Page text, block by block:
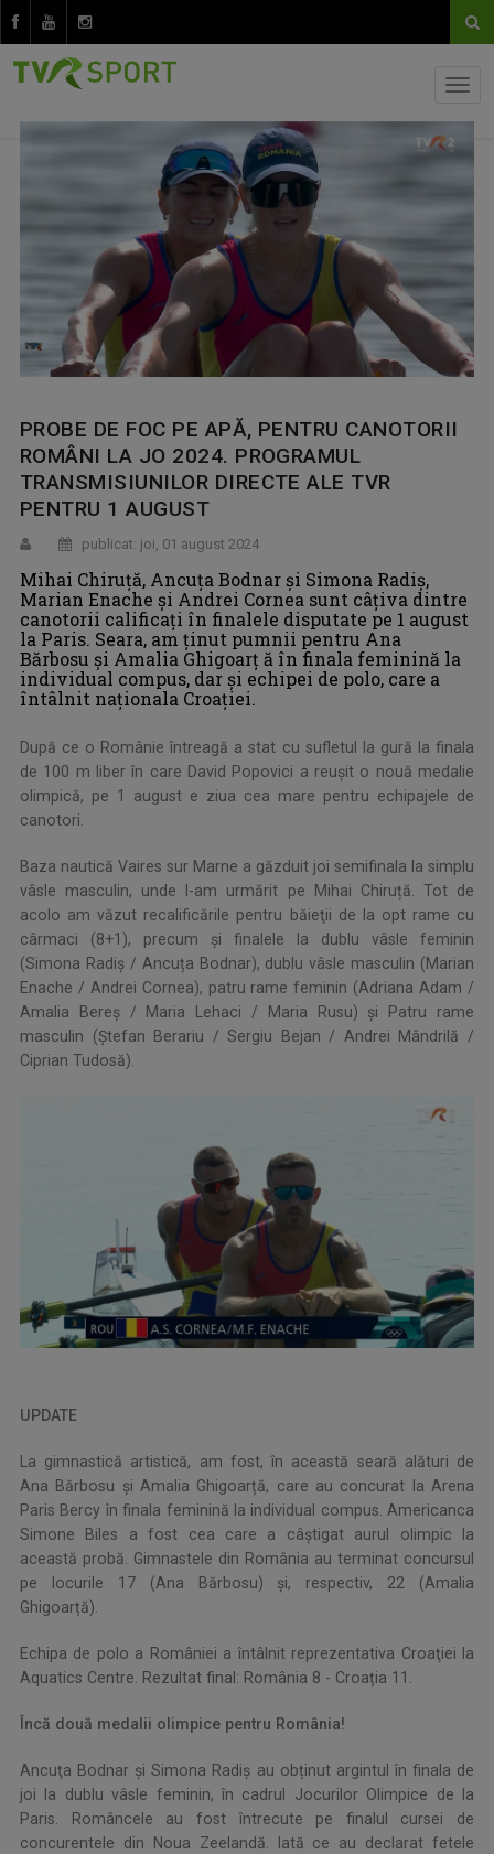
PROBE DE FOC PE APĂ, PENTRU CANOTORII
ROMÂNI LA JO 2024. PROGRAMUL
TRANSMISIUNILOR DIRECTE ALE TVR
PENTRU 1 AUGUST
publicat: joi, 01 august 2024
Mihai Chiruţă, Ancuţa Bodnar şi Simona Radiş,
Marian Enache şi Andrei Cornea sunt câţiva dintre
canotorii calificaţi în finalele disputate pe 1 august
la Paris. Seara, am ținut pumnii pentru Ana
Bărbosu şi Amalia Ghigoarț ă în finala feminină la
individual compus, dar şi echipei de polo, care a
întâlnit naţionala Croaţiei.
După ce o Românie întreagă a stat cu sufletul la gură la finala
de 100 m liber în care David Popovici a reuşit o nouă medalie
olimpică, pe 1 august e ziua cea mare pentru echipajele de
canotori.
Baza nautică Vaires sur Marne a găzduit joi semifinala la simplu
vâsle masculin, unde l-am urmărit pe Mihai Chiruță. Tot de
acolo am văzut recalificările pentru băieţii de la opt rame cu
cârmaci (8+1), precum şi finalele la dublu vâsle feminin
(Simona Radiș / Ancuța Bodnar), dublu vâsle masculin (Marian
Enache / Andrei Cornea), patru rame feminin (Adriana Adam /
Amalia Bereș / Maria Lehaci / Maria Rusu) şi Patru rame
masculin (Ștefan Berariu / Sergiu Bejan / Andrei Mândrilă /
Ciprian Tudosă).
UPDATE
La gimnastică artistică, am fost, în această seară alături de
Ana Bărbosu şi Amalia Ghigoarță, care au concurat la Arena
Paris Bercy în finala feminină la individual compus. Americanca
Simone Biles a fost cea care a câștigat aurul olimpic la
această probă. Gimnastele din România au terminat concursul
pe locurile 17 (Ana Bărbosu) și, respectiv, 22 (Amalia
Ghigoarță).
Echipa de polo a României a întâlnit reprezentativa Croaţiei la
Aquatics Centre. Rezultat final: România 8 - Croația 11.
Încă două medalii olimpice pentru România!
Ancuţa Bodnar și Simona Radiş au obținut argintul în finala de
joi la dublu vâsle feminin, în cadrul Jocurilor Olimpice de la
Paris. Româncele au fost întrecute pe finalul cursei de
concurentele din Noua Zeelandă. Iată ce au declarat fetele